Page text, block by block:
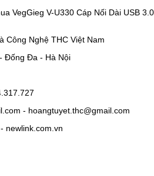
VegGieg V-U330 Cáp Nối Dài USB 3.0
Công Nghệ THC Việt Nam
Đống Đa - Hà Nội
- hoangtuyet.thc@gmail.com
newlink.com.vn